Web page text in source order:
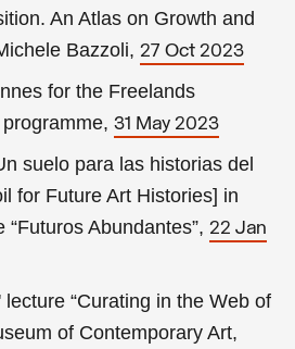
An Atlas on Growth and
Bazzoli, 27 Oct 2023
for the Freelands
31 May 2023
suelo para las historias del
for Future Art Histories] in
“Futuros Abundantes”, 22 Jan
“Curating in the Web of
of Contemporary Art,